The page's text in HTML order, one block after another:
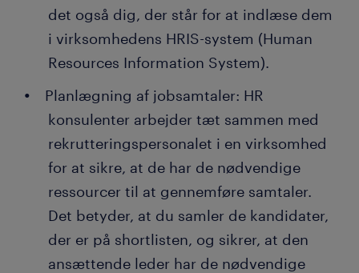
det også dig, der står for at indlæse dem
i virksomhedens HRIS-system (Human
Resources Information System).
Planlægning af jobsamtaler: HR
konsulenter arbejder tæt sammen med
rekrutteringspersonalet i en virksomhed
for at sikre, at de har de nødvendige
ressourcer til at gennemføre samtaler.
Det betyder, at du samler de kandidater,
der er på shortlisten, og sikrer, at den
ansættende leder har de nødvendige